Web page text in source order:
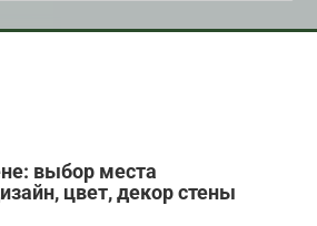
выбор места
цвет, декор стены